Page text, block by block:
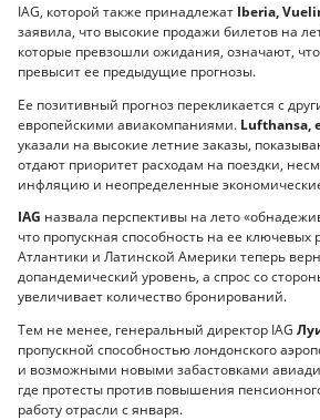
IAG, которой также принадлежат Iberia,
заявила, что высокие продажи билетов на
которые превзошли ожидания, означают,
превысит ее предыдущие прогнозы.
Ее позитивный прогноз перекликается с
европейскими авиакомпаниями. Lufthansa,
указали на высокие летние заказы,
отдают приоритет расходам на поездки,
инфляцию и неопределенные
IAG назвала перспективы на лето
что пропускная способность на ее ключевых
Атлантики и Латинской Америки теперь
допандемический уровень, а спрос со
увеличивает количество бронирований.
Тем не менее, генеральный директор IAG
пропускной способностью лондонского
и возможными новыми забастовками
где протесты против повышения
работу отрасли с января.